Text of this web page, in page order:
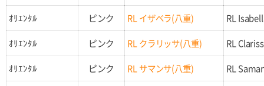
ｵﾘｴﾝﾀﾙ
ピンク RL イザベラ(八重)
RL
ｵﾘｴﾝﾀﾙ
ピンク RL クラリッサ(八重)
RL
ｵﾘｴﾝﾀﾙ
ピンク RL サマンサ(八重)
RL